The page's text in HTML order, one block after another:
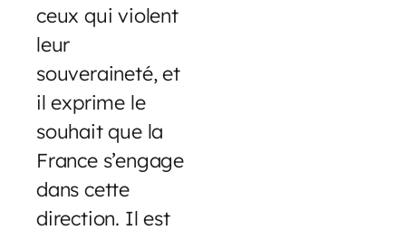
ceux qui violent
leur
souveraineté, et
il exprime le
souhait que la
France s’engage
dans cette
direction. Il est